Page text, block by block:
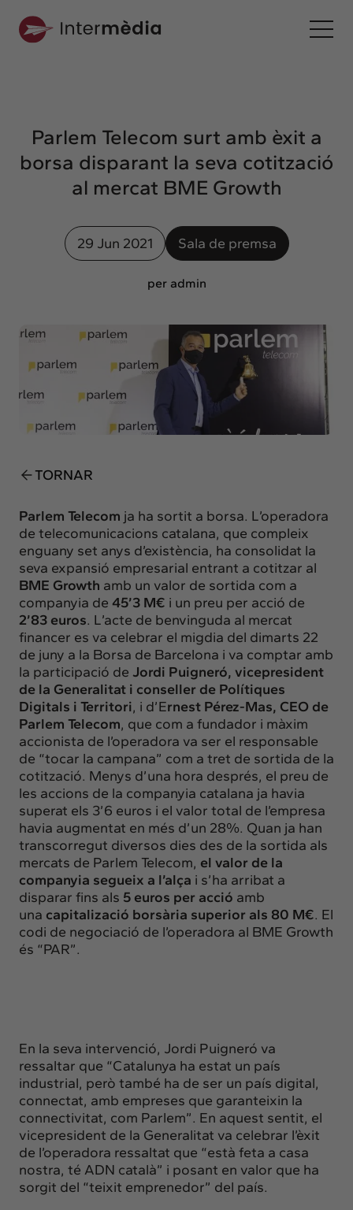
Interconnexió
Els nostres serveis
Projectes
Intermèdia
Clients
Insights
Intercanvi
Contacte
info@intermedia.cat
Parlem Telecom surt amb èxit a
borsa disparant la seva cotització
al mercat BME Growth
29 Jun 2021 Sala de premsa
per admin
TORNAR
Parlem Telecom ja ha sortit a borsa. L’operadora
de telecomunicacions catalana, que compleix
enguany set anys d’existència, ha consolidat la
seva expansió empresarial entrant a cotitzar al
BME Growth amb un valor de sortida com a
companyia de 45’3 M€ i un preu per acció de
2’83 euros. L’acte de benvinguda al mercat
financer es va celebrar el migdia del dimarts 22
de juny a la Borsa de Barcelona i va comptar amb
la participació de Jordi Puigneró, vicepresident
de la Generalitat i conseller de Polítiques
Digitals i Territori, i d’Ernest Pérez-Mas, CEO de
Parlem Telecom, que com a fundador i màxim
accionista de l’operadora va ser el responsable
de “tocar la campana” com a tret de sortida de la
cotització. Menys d’una hora després, el preu de
les accions de la companyia catalana ja havia
superat els 3’6 euros i el valor total de l’empresa
havia augmentat en més d’un 28%. Quan ja han
transcorregut diversos dies des de la sortida als
mercats de Parlem Telecom, el valor de la
companyia segueix a l’alça i s’ha arribat a
disparar fins als 5 euros per acció amb
una capitalizació borsària superior als 80 M€. El
codi de negociació de l’operadora al BME Growth
és “PAR”.
En la seva intervenció, Jordi Puigneró va
ressaltar que “Catalunya ha estat un país
industrial, però també ha de ser un país digital,
connectat, amb empreses que garanteixin la
connectivitat, com Parlem”. En aquest sentit, el
vicepresident de la Generalitat va celebrar l’èxit
de l’operadora ressaltat que “està feta a casa
nostra, té ADN català” i posant en valor que ha
sorgit del “teixit emprenedor” del país.